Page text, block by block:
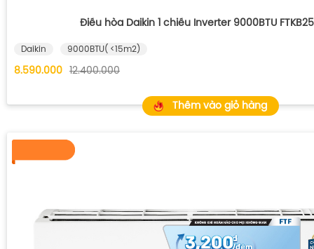
Điều hòa Daikin 1 chiều Inverter 9000BTU
Daikin 9000BTU( <15m2)
8.590.000 12.400.000
Thêm vào giỏ hàng